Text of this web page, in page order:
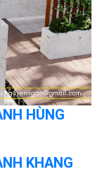
HÙNG
KHANG